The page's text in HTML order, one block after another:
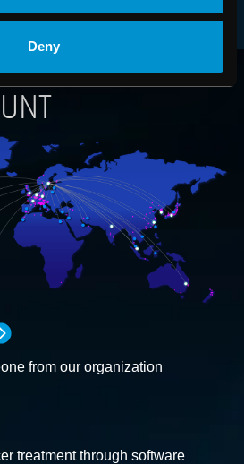
Deny
from our organization
treatment through software